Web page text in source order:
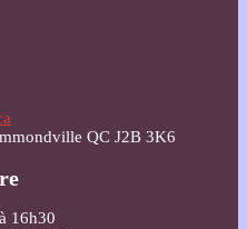
QC J2B 3K6
16h30